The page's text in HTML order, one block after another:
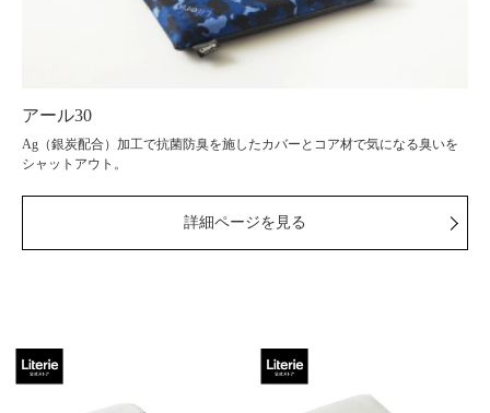
アール30
Ag（銀炭配合）加工で抗菌防臭を施したカバーとコア材で気になる臭いを
シャットアウト。
詳細ページを見る